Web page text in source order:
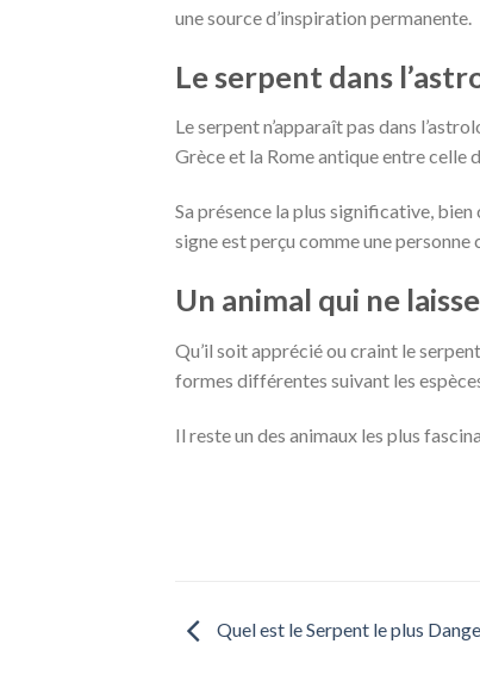
une source d’inspiration permanente.
Le serpent dans
Le serpent n’apparaît pas dans
Grèce et la Rome antique entre celle
Sa présence la plus significative,
signe est perçu comme une
Un animal qui ne
Qu’il soit apprécié ou craint le
formes différentes suivant les
Il reste un des animaux les plus
Quel est le Serpent le plus